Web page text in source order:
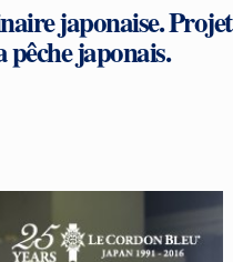
japonaise. Projet
pêche japonais.